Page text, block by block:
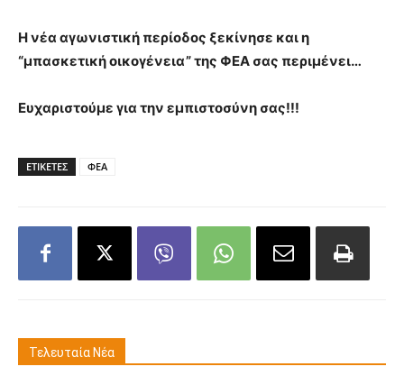
Η νέα αγωνιστική περίοδος ξεκίνησε και η
“μπασκετική οικογένεια” της ΦΕΑ σας περιμένει…
Ευχαριστούμε για την εμπιστοσύνη σας!!!
ΕΤΙΚΕΤΕΣ ΦΕΑ
Τελευταία Νέα